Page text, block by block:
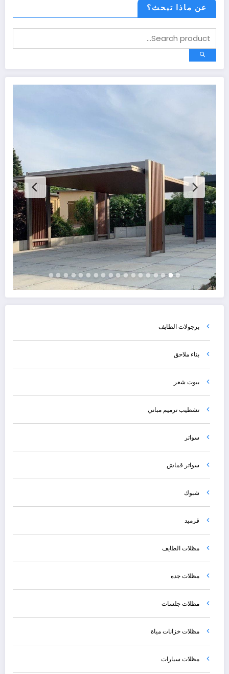
عن ماذا تبحث؟
برجولات الطايف
بناء ملاحق
بيوت شعر
تشطيب ترميم مباني
سواتر
سواتر قماش
شبوك
قرميد
مظلات الطايف
مظلات جده
مظلات جلسات
مظلات خزانات مياة
مظلات سيارات